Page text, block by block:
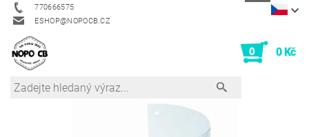
770666575
ESHOP@NOPOCB.CZ
0 0 Kč